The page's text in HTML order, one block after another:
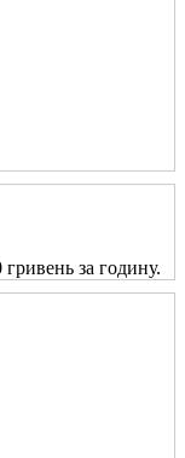
гривень за годину.